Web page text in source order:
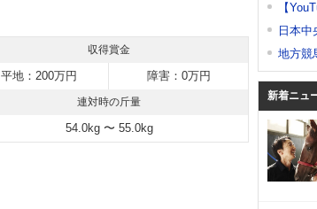
収得賞金
平地：200万円 障害：0万円
連対時の斤量
54.0kg 〜 55.0kg
【
日本中
地方競
新着ニュ